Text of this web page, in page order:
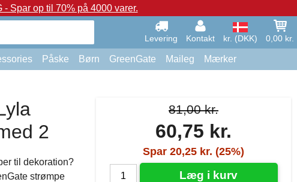
- Spar op til 70% på 4000 varer.
Levering Kontakt kr. (DKK) 0,00 kr.
Påske Børn GreenGate Maileg Mærker
81,00 kr.
60,75 kr.
Spar 20,25 kr. (25%)
Læg i kurv
2
til dekoration?
strømpe